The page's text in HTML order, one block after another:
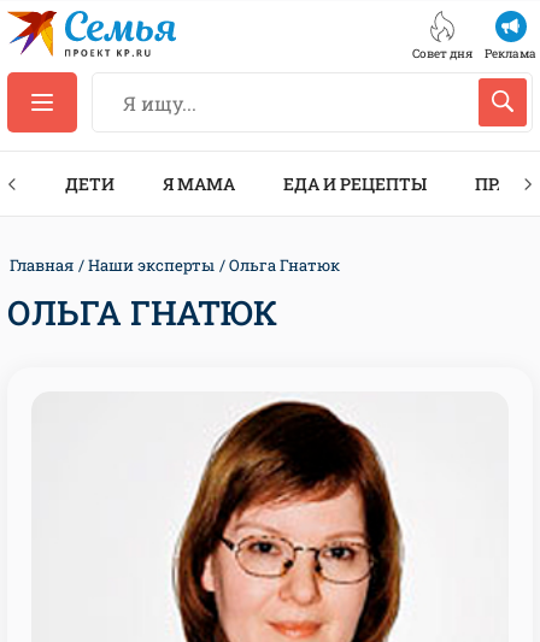
Совет дня Реклама
ДЕТИ Я МАМА ЕДА И РЕЦЕПТЫ
Главная Наши эксперты Ольга Гнатюк
ОЛЬГА ГНАТЮК